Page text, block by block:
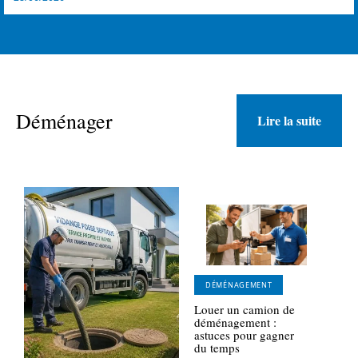
Déménager Lire la suite
DÉMÉNAGEMENT
Louer un camion de
déménagement :
astuces pour gagner
du temps